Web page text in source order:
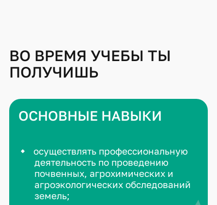
ВО ВРЕМЯ УЧЕБЫ ТЫ
ПОЛУЧИШЬ
ОСНОВНЫЕ НАВЫКИ
осуществлять профессиональную
деятельность по проведению
почвенных, агрохимических и
агроэкологических обследований
земель;